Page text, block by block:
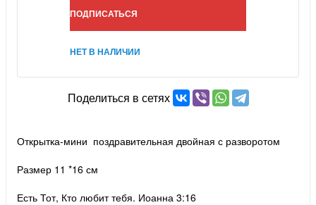
ПОДПИСАТЬСЯ
НЕТ В НАЛИЧИИ
Поделиться в сетях
Открытка-мини поздравительная двойная с разворотом
Размер 11 *16 см
Есть Тот, Кто любит тебя. Иоанна 3:16